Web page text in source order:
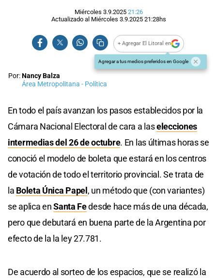
Miércoles 3.9.2025 21:26
Actualizado al Miércoles 3.9.2025 21:28hs
+ Agregar El Litoral en
Agregar a tus medios preferidos en Google
Por:Nancy Balza
Área Metropolitana - Política
En todo el país avanzan los pasos establecidos por la
Cámara Nacional Electoral de cara a laselecciones
intermedias del 26 de octubre. En las últimas horas se
conoció el modelo de boleta que estará en los centros
de votación de todo el territorio provincial. Se trata de
la Boleta Única Papel, un método que (con variantes)
se aplica enSanta Fedesde hace más de una década,
pero que debutará en buena parte de la Argentina por
efecto de la la ley 27.781.
De acuerdo al sorteo de los espacios, que se realizó la